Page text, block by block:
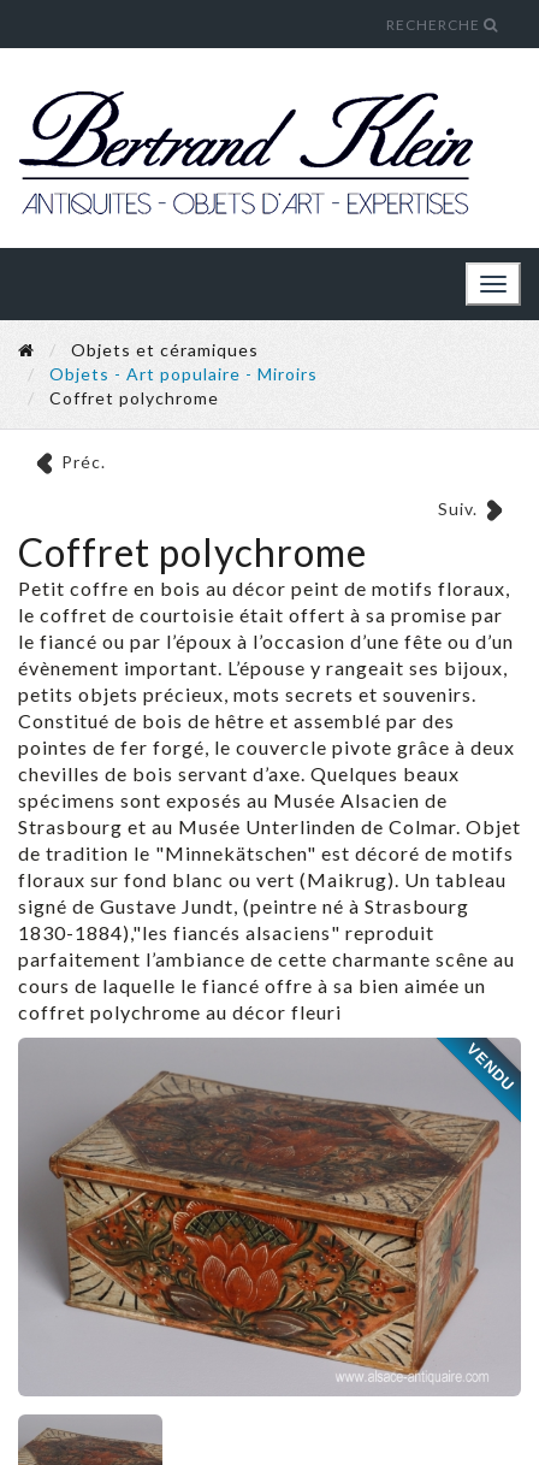
RECHERCHE
Objets et céramiques
Objets - Art populaire - Miroirs
Coffret polychrome
Préc.
Suiv.
Coffret polychrome
Petit coffre en bois au décor peint de motifs floraux,
le coffret de courtoisie était offert à sa promise par
le fiancé ou par l’époux à l’occasion d’une fête ou d’un
évènement important. L’épouse y rangeait ses bijoux,
petits objets précieux, mots secrets et souvenirs.
Constitué de bois de hêtre et assemblé par des
pointes de fer forgé, le couvercle pivote grâce à deux
chevilles de bois servant d’axe. Quelques beaux
spécimens sont exposés au Musée Alsacien de
Strasbourg et au Musée Unterlinden de Colmar. Objet
de tradition le "Minnekätschen" est décoré de motifs
floraux sur fond blanc ou vert (Maikrug). Un tableau
signé de Gustave Jundt, (peintre né à Strasbourg
1830-1884),"les fiancés alsaciens" reproduit
parfaitement l’ambiance de cette charmante scêne au
cours de laquelle le fiancé offre à sa bien aimée un
coffret polychrome au décor fleuri
VENDU